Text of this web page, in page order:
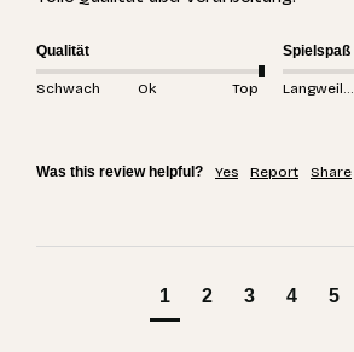
Qualität
Schwach Ok Top
Spielspaß
Langweilig
Was this review helpful? Yes Report Share
1 2 3 4 5